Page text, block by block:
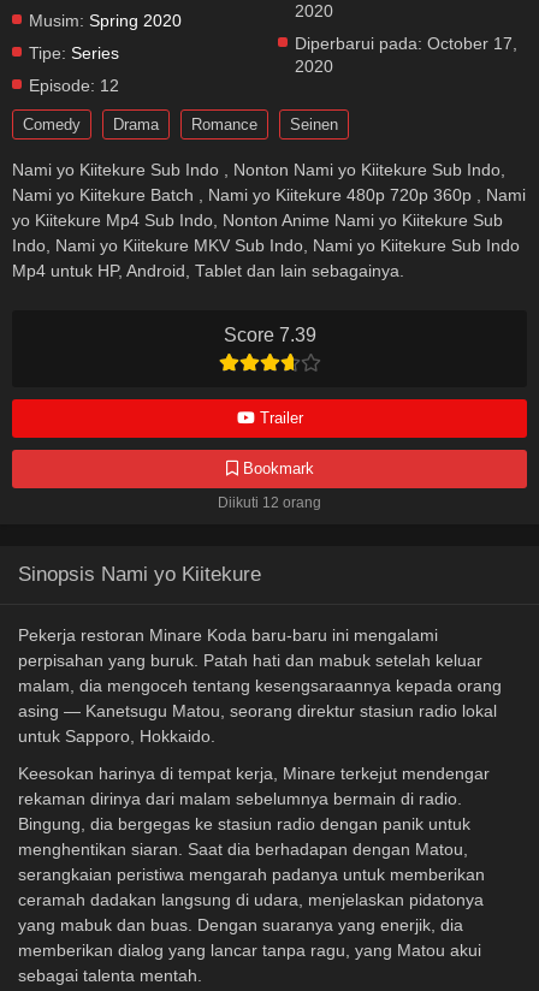
Score 7.39
Trailer
Bookmark
Diikuti 12 orang
Musim: Spring 2020
Tipe: Series
Episode: 12
2020
Diperbarui pada: October 17,
2020
Comedy Drama Romance Seinen
Nami yo Kiitekure Sub Indo , Nonton Nami yo Kiitekure Sub Indo,
Nami yo Kiitekure Batch , Nami yo Kiitekure 480p 720p 360p , Nami
yo Kiitekure Mp4 Sub Indo, Nonton Anime Nami yo Kiitekure Sub
Indo, Nami yo Kiitekure MKV Sub Indo, Nami yo Kiitekure Sub Indo
Mp4 untuk HP, Android, Tablet dan lain sebagainya.
Sinopsis Nami yo Kiitekure
Pekerja restoran Minare Koda baru-baru ini mengalami
perpisahan yang buruk. Patah hati dan mabuk setelah keluar
malam, dia mengoceh tentang kesengsaraannya kepada orang
asing — Kanetsugu Matou, seorang direktur stasiun radio lokal
untuk Sapporo, Hokkaido.
Keesokan harinya di tempat kerja, Minare terkejut mendengar
rekaman dirinya dari malam sebelumnya bermain di radio.
Bingung, dia bergegas ke stasiun radio dengan panik untuk
menghentikan siaran. Saat dia berhadapan dengan Matou,
serangkaian peristiwa mengarah padanya untuk memberikan
ceramah dadakan langsung di udara, menjelaskan pidatonya
yang mabuk dan buas. Dengan suaranya yang enerjik, dia
memberikan dialog yang lancar tanpa ragu, yang Matou akui
sebagai talenta mentah.